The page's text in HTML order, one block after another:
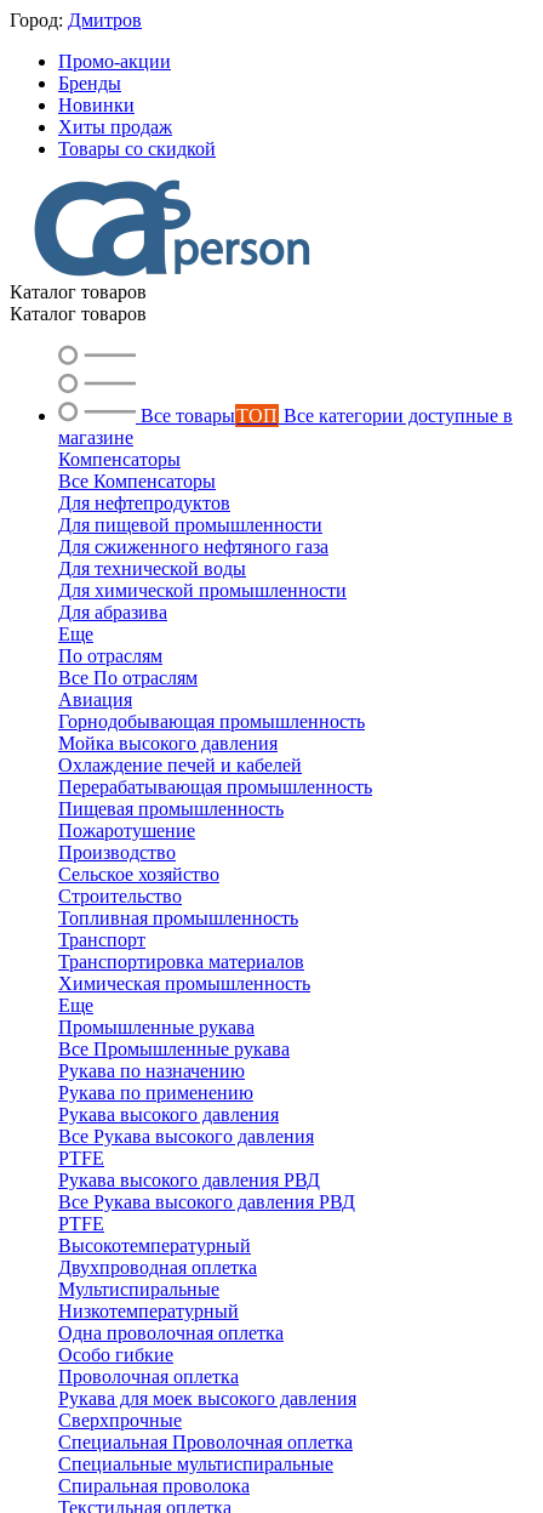
Город: Дмитров
Промо-акции
Бренды
Новинки
Хиты продаж
Товары со скидкой
Каталог товаров
Каталог товаров
Все товарыТОП Все категории доступные в
магазине
Компенсаторы
Все Компенсаторы
Для нефтепродуктов
Для пищевой промышленности
Для сжиженного нефтяного газа
Для технической воды
Для химической промышленности
Для абразива
Еще
По отраслям
Все По отраслям
Авиация
Горнодобывающая промышленность
Мойка высокого давления
Охлаждение печей и кабелей
Перерабатывающая промышленность
Пищевая промышленность
Пожаротушение
Производство
Сельское хозяйство
Строительство
Топливная промышленность
Транспорт
Транспортировка материалов
Химическая промышленность
Еще
Промышленные рукава
Все Промышленные рукава
Рукава по назначению
Рукава по применению
Рукава высокого давления
Все Рукава высокого давления
PTFE
Рукава высокого давления РВД
Все Рукава высокого давления РВД
PTFE
Высокотемпературный
Двухпроводная оплетка
Мультиспиральные
Низкотемпературный
Одна проволочная оплетка
Особо гибкие
Проволочная оплетка
Рукава для моек высокого давления
Сверхпрочные
Специальная Проволочная оплетка
Специальные мультиспиральные
Спиральная проволока
Текстильная оплетка